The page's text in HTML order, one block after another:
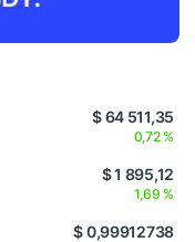
$ 64 511,35
0,72 %
$ 1 895,12
1,69 %
$ 0,99912738